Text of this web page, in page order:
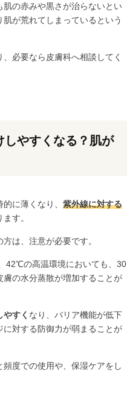
の赤みや黒さが治らないとい
が荒れてしまっているという
必要なら皮膚科へ相談してく
しやすくなる？肌が
に薄くなり、 紫外線に対する
す。
は、注意が必要です。
42℃の高温環境においても、30
の水分蒸散が増加することが
すく なり、バリア機能が低下
に対する防御力が弱まることが
度での使用や、保湿ケアをし